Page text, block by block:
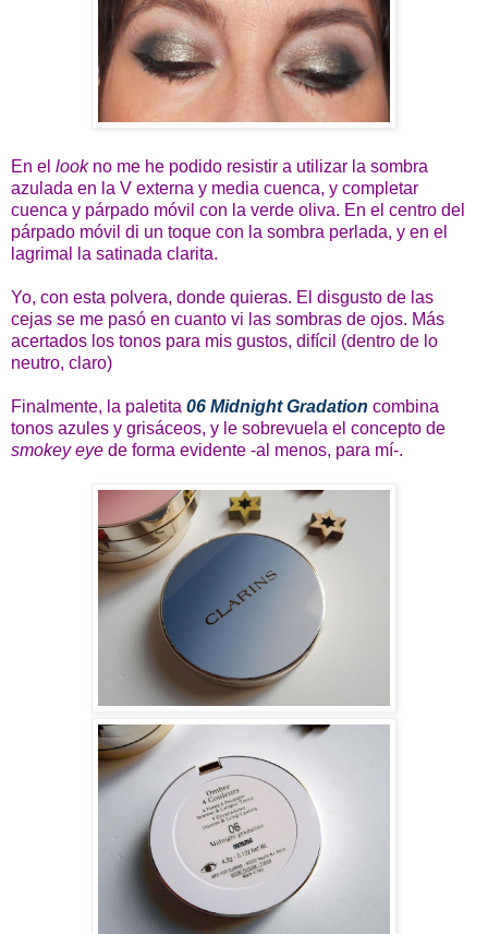
En el look no me he podido resistir a utilizar la sombra
azulada en la V externa y media cuenca, y completar
cuenca y párpado móvil con la verde oliva. En el centro del
párpado móvil di un toque con la sombra perlada, y en el
lagrimal la satinada clarita.
Yo, con esta polvera, donde quieras. El disgusto de las
cejas se me pasó en cuanto vi las sombras de ojos. Más
acertados los tonos para mis gustos, difícil (dentro de lo
neutro, claro)
Finalmente, la paletita 06 Midnight Gradation combina
tonos azules y grisáceos, y le sobrevuela el concepto de
smokey eye de forma evidente -al menos, para mí-.